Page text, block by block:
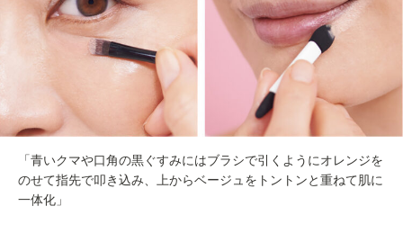
「青いクマや口角の黒ぐすみにはブラシで引くようにオレンジを
のせて指先で叩き込み、上からベージュをトントンと重ねて肌に
一体化」